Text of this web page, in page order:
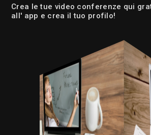
Crea le tue video conferenze qui
all' app e crea il tuo profilo!